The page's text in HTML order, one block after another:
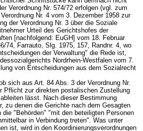
Verordnung Nr. 574/72 erfolgen (vgl. zum
Nr. 4 vom 3. Dezember 1958 zur
der Verordnung Nr. 3 über die Soziale
Urteil des Gerichtshofes der
[nachfolgend: EuGH] vom 18. Februar
74, Farrauto, Slg. 1975, 157, Randnr. 4, wo
der Verwaltung" die Rede ist,
Nordrhein-Westfalen vom 7.
von Entscheidungen aus dem Sozialrecht
sich aus Art. 84 Abs. 3 der Verordnung Nr.
Pflicht zur direkten postalischen Zustellung
lässt. Nach dieser Bestimmung
zu denen die Gerichte nach dem Gesagten
"Behörden" "mit den beteiligten Personen
in Verbindung treten". Was unter
ist, wird in den Koordinierungsverordnungen